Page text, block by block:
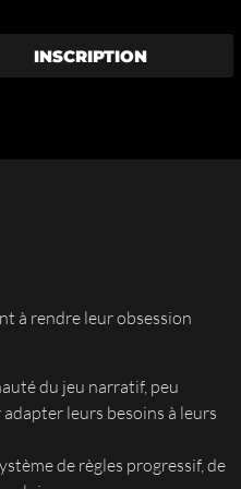
INSCRIPTION
à rendre leur obsession
du jeu narratif, peu
leurs besoins à leurs
de règles progressif, de